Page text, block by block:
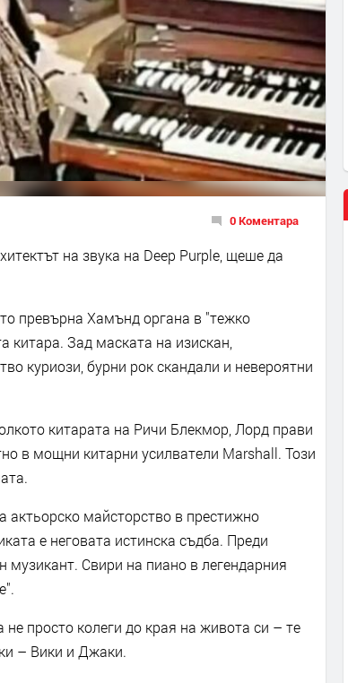
0 Коментара
на звука на Deep Purple, щеше да
превърна Хамънд органа в "тежко
китара. Зад маската на изискан,
куриози, бурни рок скандали и невероятни
китарата на Ричи Блекмор, Лорд прави
в мощни китарни усилватели Marshall. Този
актьорско майсторство в престижно
е неговата истинска съдба. Преди
музикант. Свири на пиано в легендарния
просто колеги до края на живота си – те
– Вики и Джаки.